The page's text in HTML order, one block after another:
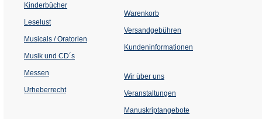
Kinderbücher
Leselust
Musicals / Oratorien
Musik und CD´s
Messen
Urheberrecht
Warenkorb
Versandgebühren
Kundeninformationen
Wir über uns
Veranstaltungen
einem
Manuskriptangebote